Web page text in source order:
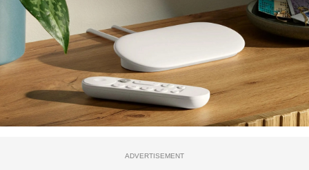
ADVERTISEMENT